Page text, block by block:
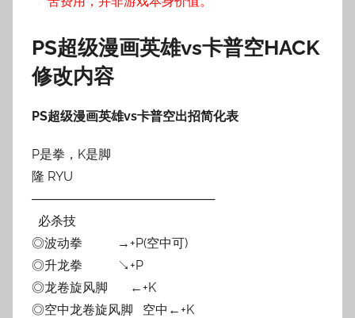
PS超级漫画英雄vs卡普空HACK
修改内容
PS超级漫画英雄vs卡普空出招简化表
P是拳，K是脚
隆 RYU
─────────────────────
必杀技
◎波动拳 →+P(空中可)
◎升龙拳 ↘+P
◎龙卷旋风脚 ←+K
◎空中龙卷旋风脚 空中←+K